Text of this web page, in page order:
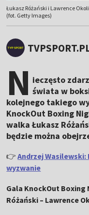
Łukasz Różański i Lawrence
(fot. Getty Images)
N ieczęsto
świata w
kolejnego takiego
KnockOut Boxing
walka Łukasz
będzie można
👉Andrzej
wyzwanie
Gala KnockOut Boxing
Różański – Lawrence